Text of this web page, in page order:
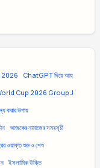
2026 ChatGPT দিয়ে আয়
Cup 2026 Group J
করার উপায়
আজকের নামাজের সময়সূচী
ওয়াক্ত শুরু ও শেষ
ইসলামিক উক্তি